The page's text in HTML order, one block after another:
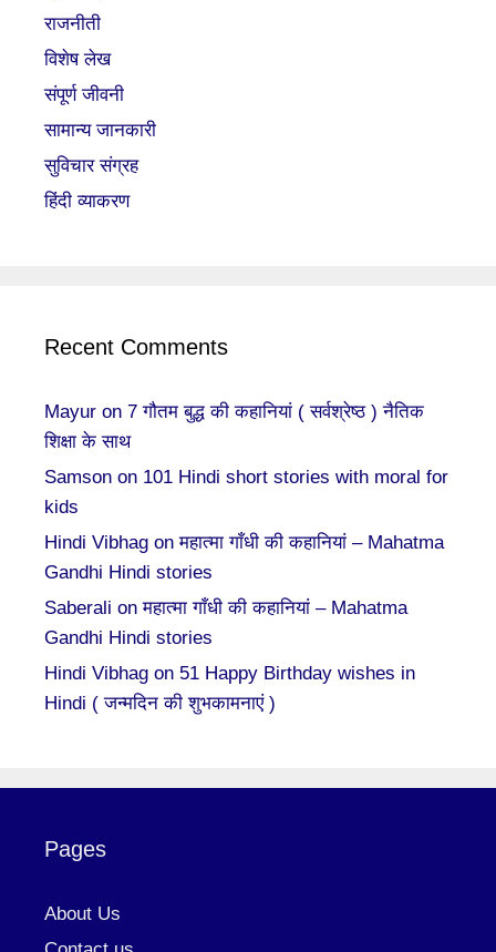
राजनीती
विशेष लेख
संपूर्ण जीवनी
सामान्य जानकारी
सुविचार संग्रह
हिंदी व्याकरण
Recent Comments
Mayur on 7 गौतम बुद्ध की कहानियां ( सर्वश्रेष्ठ ) नैतिक
शिक्षा के साथ
Samson on 101 Hindi short stories with moral for
kids
Hindi Vibhag onमहात्मा गाँधी की कहानियां – Mahatma
Gandhi Hindi stories
Saberali onमहात्मा गाँधी की कहानियां – Mahatma
Gandhi Hindi stories
Hindi Vibhag on 51 Happy Birthday wishes in
Hindi ( जन्मदिन की शुभकामनाएं )
Pages
About Us